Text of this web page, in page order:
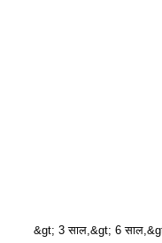
&gt; 3 साल,&gt; 6